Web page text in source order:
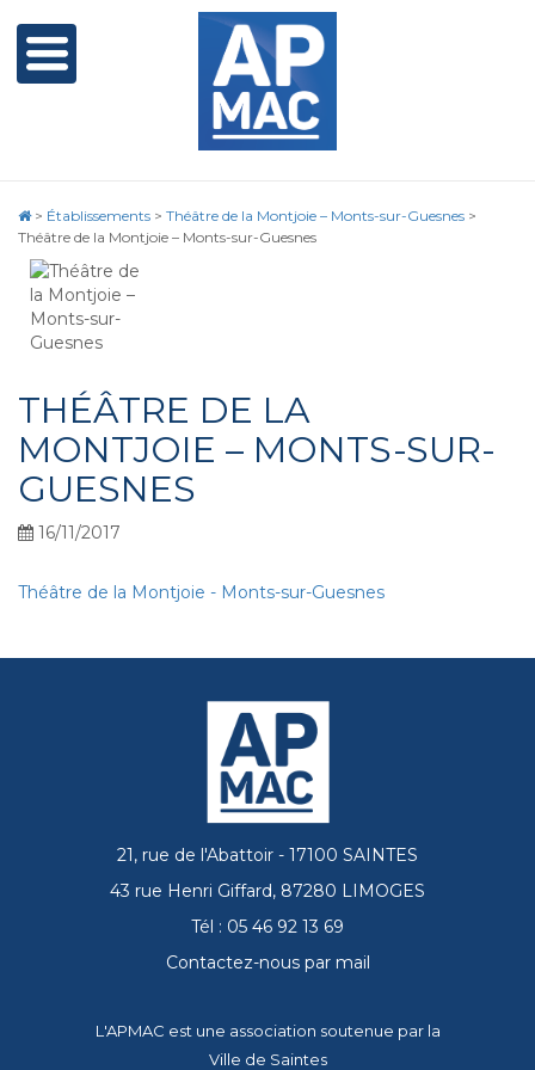
> Établissements > Théâtre de la Montjoie – Monts-sur-Guesnes >
Théâtre de la Montjoie – Monts-sur-Guesnes
THÉÂTRE DE LA
MONTJOIE – MONTS-SUR-
GUESNES
16/11/2017
Théâtre de la Montjoie - Monts-sur-Guesnes
21, rue de l'Abattoir - 17100 SAINTES
43 rue Henri Giffard, 87280 LIMOGES
Tél : 05 46 92 13 69
Contactez-nous par mail
L'APMAC est une association soutenue par la
Ville de Saintes